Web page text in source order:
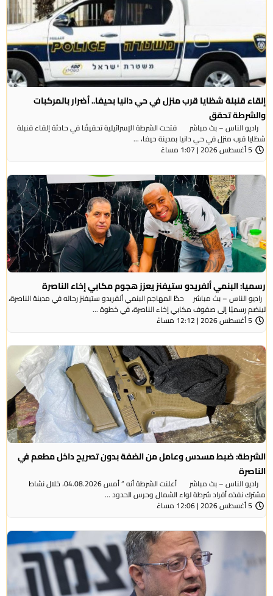
إلقاء قنبلة شظايا قرب منزل في حي دانيا بحيفا.. أضرار بالمركبات
والشرطة تحقق
راديو الناس – بث مباشر فتحت الشرطة الإسرائيلية تحقيقًا في حادثة إلقاء قنبلة
شظايا قرب منزل في حي دانيا بمدينة حيفا، ...
5 أغسطس 2026 | 1:07 مساءً
رسميا: البنمي ألفريدو ستيفنز يعزز هجوم مكابي إخاء الناصرة
راديو الناس – بث مباشر حطّ المهاجم البنمي ألفريدو ستيفنز رحاله في مدينة الناصرة،
لينضم رسميًا إلى صفوف مكابي إخاء الناصرة، في خطوة ...
5 أغسطس 2026 | 12:12 مساءً
الشرطة: ضبط مسدس وعامل من الضفة بدون تصريح داخل مطعم في
الناصرة
راديو الناس – بث مباشر أعلنت الشرطة أنه ” أمس 04.08.2026، خلال نشاط
مشترك نفذه أفراد شرطة لواء الشمال وحرس الحدود ...
5 أغسطس 2026 | 12:06 مساءً